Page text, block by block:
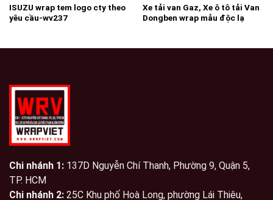
ISUZU wrap tem logo cty theo
yêu cầu-wv237
Xe tải van Gaz, Xe ô tô tải Van
Dongben wrap mẫu độc lạ
Chi nhánh 1: 137D Nguyễn Chí Thanh, Phường 9, Quận 5,
TP. HCM
Chi nhánh 2: 25C Khu phố Hoà Long, phường Lái Thiêu,